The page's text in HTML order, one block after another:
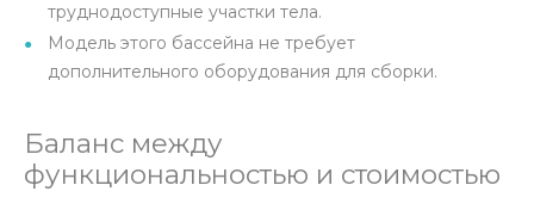
труднодоступные участки тела.
Модель этого бассейна не требует
дополнительного оборудования для сборки.
Баланс между
функциональностью и стоимостью